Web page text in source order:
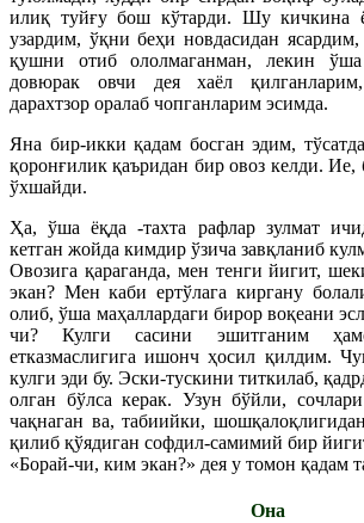
илиқ туйғу бош кўтарди. Шу кичкина
узардим, ўқни беҳи новдасидан
қушни отиб ололмаганман, лекин
довюрак овчи дея хаёл
дарахтзор оралаб чопганларим эсимда.
Яна бир-икки қадам босган эдим,
қоронғилик қаъридан бир овоз келди. Ие,
ўхшайди.
Ҳа, ўша ёқда -тахта рафлар зулмат
кетган жойда кимдир ўзича завқланиб
Овозига қараганда, мен тенги йигит,
экан? Мен каби ертўлага киргану
олиб, ўша маҳаллардаги бирор воқеани
чи? Кулги сасини эшитганим
етказмаслигига ишонч ҳосил қилдим.
кулги эди бу. Эски-тускини титкилаб,
олган бўлса керак. Узун бўйли,
чақнаган ва, табиийки,
қилиб қўядиган софдил-самимий бир
«Борай-чи, ким экан?» дея у томон қадам
Она